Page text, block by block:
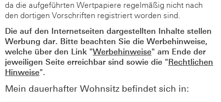
da die aufgeführten Wertpapiere regelmäßig nicht nach
den dortigen Vorschriften registriert worden sind.
Die auf den Internetseiten dargestellten Inhalte stellen
Werbung dar. Bitte beachten Sie die Werbehinweise,
welche über den Link "Werbehinweise" am Ende der
jeweiligen Seite erreichbar sind sowie die "Rechtlichen
Hinweise".
Mein dauerhafter Wohnsitz befindet sich in: